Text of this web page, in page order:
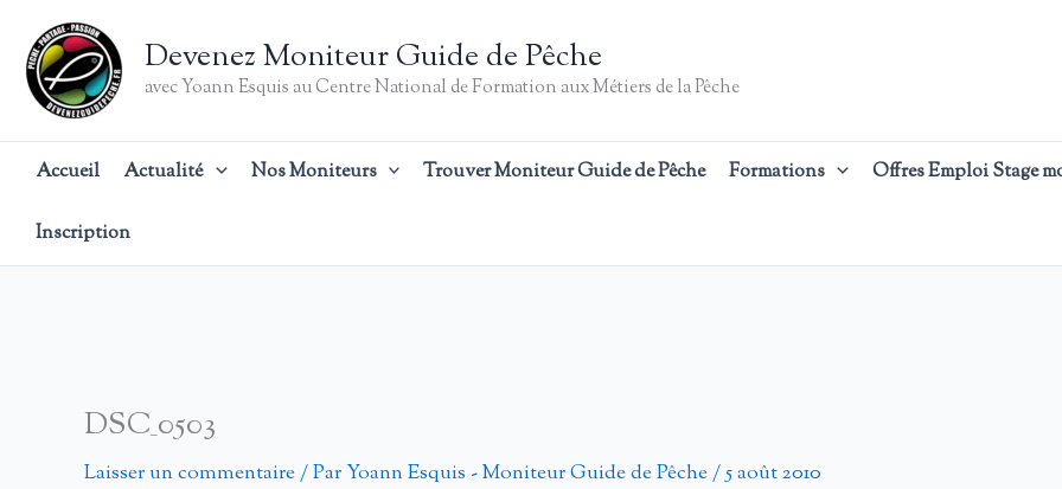
contenu
Devenez Moniteur Guide de Pêche
avec Yoann Esquis au Centre National de Formation aux Métiers de la Pêche
Accueil Actualité Nos Moniteurs Trouver Moniteur Guide de Pêche Formations Offres Emploi Stage
Inscription
DSC_0503
Laisser un commentaire/ ParYoann Esquis - Moniteur Guide de Pêche/5 août 2010